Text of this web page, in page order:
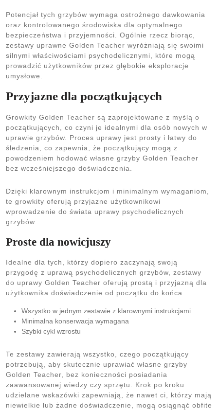
Potencjał tych grzybów wymaga ostrożnego dawkowania
oraz kontrolowanego środowiska dla optymalnego
bezpieczeństwa i przyjemności. Ogólnie rzecz biorąc,
zestawy uprawne Golden Teacher wyróżniają się swoimi
silnymi właściwościami psychodelicznymi, które mogą
prowadzić użytkowników przez głębokie eksploracje
umysłowe.
Przyjazne dla początkujących
Growkity Golden Teacher są zaprojektowane z myślą o
początkujących, co czyni je idealnymi dla osób nowych w
uprawie grzybów. Proces uprawy jest prosty i łatwy do
śledzenia, co zapewnia, że początkujący mogą z
powodzeniem hodować własne grzyby Golden Teacher
bez wcześniejszego doświadczenia.
Dzięki klarownym instrukcjom i minimalnym wymaganiom,
te growkity oferują przyjazne użytkownikowi
wprowadzenie do świata uprawy psychodelicznych
grzybów.
Proste dla nowicjuszy
Idealne dla tych, którzy dopiero zaczynają swoją
przygodę z uprawą psychodelicznych grzybów, zestawy
do uprawy Golden Teacher oferują prostą i przyjazną dla
użytkownika doświadczenie od początku do końca.
Wszystko w jednym zestawie z klarownymi instrukcjami
Minimalna konserwacja wymagana
Szybki cykl wzrostu
Te zestawy zawierają wszystko, czego początkujący
potrzebują, aby skutecznie uprawiać własne grzyby
Golden Teacher, bez konieczności posiadania
zaawansowanej wiedzy czy sprzętu. Krok po kroku
udzielane wskazówki zapewniają, że nawet ci, którzy mają
niewielkie lub żadne doświadczenie, mogą osiągnąć obfite